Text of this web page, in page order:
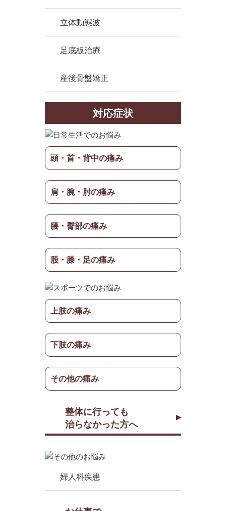
立体動態波
足底板治療
産後骨盤矯正
対応症状
頭・首・背中の痛み
肩・腕・肘の痛み
腰・臀部の痛み
股・膝・足の痛み
上肢の痛み
下肢の痛み
その他の痛み
整体に行っても
治らなかった方へ
婦人科疾患